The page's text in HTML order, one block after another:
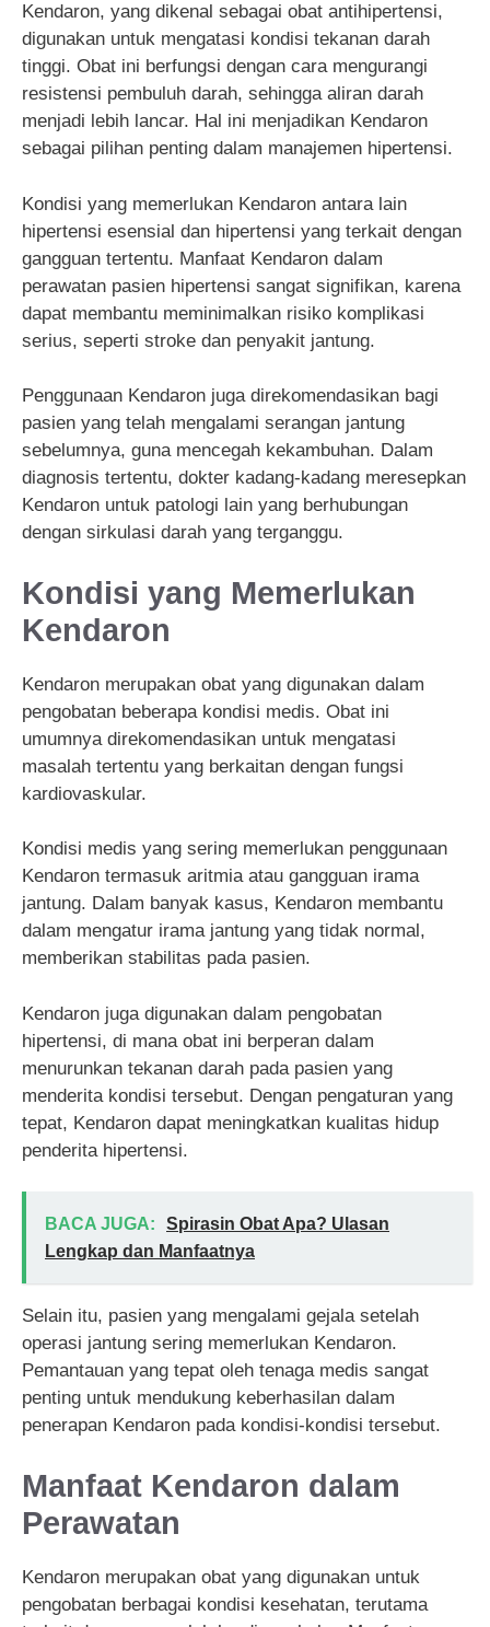
Kendaron, yang dikenal sebagai obat antihipertensi,
digunakan untuk mengatasi kondisi tekanan darah
tinggi. Obat ini berfungsi dengan cara mengurangi
resistensi pembuluh darah, sehingga aliran darah
menjadi lebih lancar. Hal ini menjadikan Kendaron
sebagai pilihan penting dalam manajemen hipertensi.
Kondisi yang memerlukan Kendaron antara lain
hipertensi esensial dan hipertensi yang terkait dengan
gangguan tertentu. Manfaat Kendaron dalam
perawatan pasien hipertensi sangat signifikan, karena
dapat membantu meminimalkan risiko komplikasi
serius, seperti stroke dan penyakit jantung.
Penggunaan Kendaron juga direkomendasikan bagi
pasien yang telah mengalami serangan jantung
sebelumnya, guna mencegah kekambuhan. Dalam
diagnosis tertentu, dokter kadang-kadang meresepkan
Kendaron untuk patologi lain yang berhubungan
dengan sirkulasi darah yang terganggu.
Kondisi yang Memerlukan
Kendaron
Kendaron merupakan obat yang digunakan dalam
pengobatan beberapa kondisi medis. Obat ini
umumnya direkomendasikan untuk mengatasi
masalah tertentu yang berkaitan dengan fungsi
kardiovaskular.
Kondisi medis yang sering memerlukan penggunaan
Kendaron termasuk aritmia atau gangguan irama
jantung. Dalam banyak kasus, Kendaron membantu
dalam mengatur irama jantung yang tidak normal,
memberikan stabilitas pada pasien.
Kendaron juga digunakan dalam pengobatan
hipertensi, di mana obat ini berperan dalam
menurunkan tekanan darah pada pasien yang
menderita kondisi tersebut. Dengan pengaturan yang
tepat, Kendaron dapat meningkatkan kualitas hidup
penderita hipertensi.
BACA JUGA:
Spirasin Obat Apa? Ulasan
Lengkap dan Manfaatnya
Selain itu, pasien yang mengalami gejala setelah
operasi jantung sering memerlukan Kendaron.
Pemantauan yang tepat oleh tenaga medis sangat
penting untuk mendukung keberhasilan dalam
penerapan Kendaron pada kondisi-kondisi tersebut.
Manfaat Kendaron dalam
Perawatan
Kendaron merupakan obat yang digunakan untuk
pengobatan berbagai kondisi kesehatan, terutama